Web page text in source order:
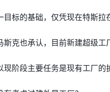
目标的基础，仅凭现在特斯拉
斯克也承认，目前新建超级工
现阶段主要任务是现有工厂的